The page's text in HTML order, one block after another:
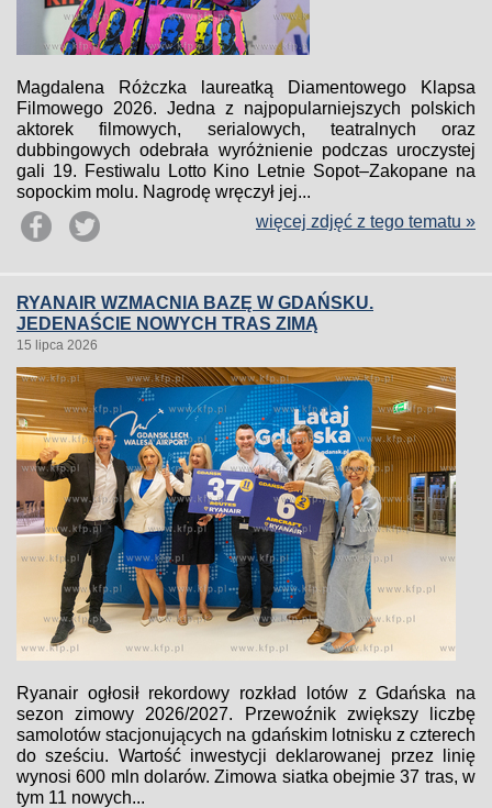
Magdalena Różczka laureatką Diamentowego Klapsa
Filmowego 2026. Jedna z najpopularniejszych polskich
aktorek filmowych, serialowych, teatralnych oraz
dubbingowych odebrała wyróżnienie podczas uroczystej
gali 19. Festiwalu Lotto Kino Letnie Sopot–Zakopane na
sopockim molu. Nagrodę wręczył jej...
więcej zdjęć z tego tematu »
RYANAIR WZMACNIA BAZĘ W GDAŃSKU.
JEDENAŚCIE NOWYCH TRAS ZIMĄ
15 lipca 2026
Ryanair ogłosił rekordowy rozkład lotów z Gdańska na
sezon zimowy 2026/2027. Przewoźnik zwiększy liczbę
samolotów stacjonujących na gdańskim lotnisku z czterech
do sześciu. Wartość inwestycji deklarowanej przez linię
wynosi 600 mln dolarów. Zimowa siatka obejmie 37 tras, w
tym 11 nowych...